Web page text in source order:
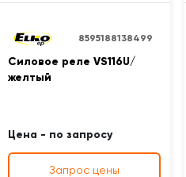
8595188138499
Силовое реле VS116U/
желтый
Цена - по запросу
Запрос цены